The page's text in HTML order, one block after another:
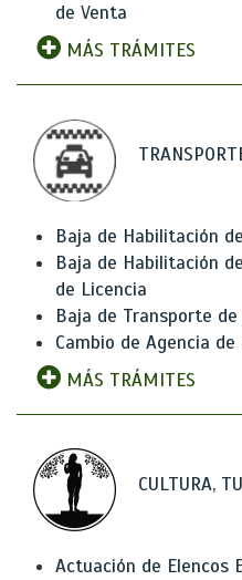
de Venta
MÁS TRÁMITES
Baja de Habilitación
Baja de Habilitación
de Licencia
Baja de Transporte de
Cambio de Agencia de
MÁS TRÁMITES
CULTURA,
Actuación de Elencos